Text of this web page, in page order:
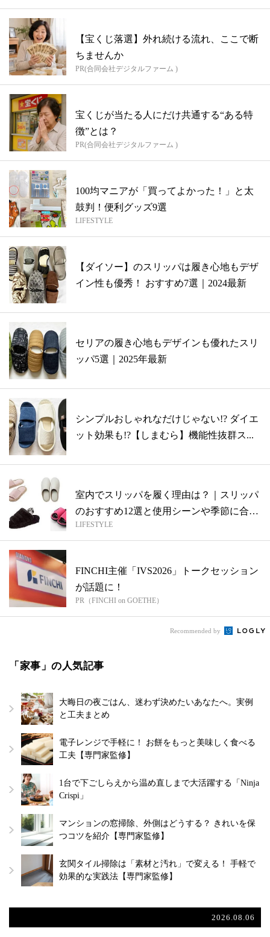
【宝くじ落選】外れ続ける流れ、ここで断
ちませんか
PR(合同会社デジタルファーム )
宝くじが当たる人にだけ共通する“ある特
徴”とは？
PR(合同会社デジタルファーム )
100均マニアが「買ってよかった！」と太
鼓判！便利グッズ9選
LIFESTYLE
【ダイソー】のスリッパは履き心地もデザ
イン性も優秀！ おすすめ7選｜2024最新
セリアの履き心地もデザインも優れたスリ
ッパ5選｜2025年最新
シンプルおしゃれなだけじゃない!? ダイエ
ット効果も!?【しまむら】機能性抜群ス...
室内でスリッパを履く理由は？｜スリッパ
のおすすめ12選と使用シーンや季節に合わ
せ...
LIFESTYLE
FINCHI主催「IVS2026」トークセッション
が話題に！
PR（FINCHI on GOETHE）
Recommended by
「家事」の人気記事
大晦日の夜ごはん、迷わず決めたいあなたへ。実例
と工夫まとめ
電子レンジで手軽に！ お餅をもっと美味しく食べる
工夫【専門家監修】
1台で下ごしらえから温め直しまで大活躍する「Ninja
Crispi」
マンションの窓掃除、外側はどうする？ きれいを保
つコツを紹介【専門家監修】
玄関タイル掃除は「素材と汚れ」で変える！ 手軽で
効果的な実践法【専門家監修】
2026.08.06